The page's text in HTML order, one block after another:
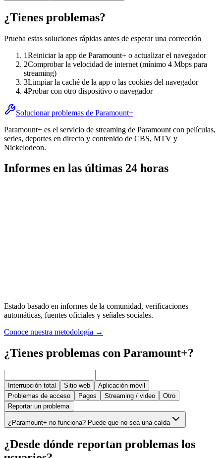
¿Tienes problemas?
Prueba estas soluciones rápidas antes de esperar una corrección
1Reiniciar la app de Paramount+ o actualizar el navegador
2Comprobar la velocidad de internet (mínimo 4 Mbps para
streaming)
3Limpiar la caché de la app o las cookies del navegador
4Probar con otro dispositivo o navegador
Solucionar problemas de Paramount+
Paramount+ es el servicio de streaming de Paramount con películas,
series, deportes en directo y contenido de CBS, MTV y
Nickelodeon.
Informes en las últimas 24 horas
Estado basado en informes de la comunidad, verificaciones
automáticas, fuentes oficiales y señales sociales.
Conoce nuestra metodología →
¿Tienes problemas con Paramount+?
Interrupción total Sitio web
Aplicación móvil
Problemas de acceso
Pagos Streaming / video
Otro
Reportar un problema
¿Paramount+ no funciona? Puede que no sea una caída
¿Desde dónde reportan problemas los